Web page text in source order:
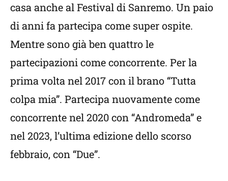
casa anche al Festival di Sanremo. Un paio
di anni fa partecipa come super ospite.
Mentre sono già ben quattro le
partecipazioni come concorrente. Per la
prima volta nel 2017 con il brano “Tutta
colpa mia”. Partecipa nuovamente come
concorrente nel 2020 con “Andromeda” e
nel 2023, l’ultima edizione dello scorso
febbraio, con “Due”.